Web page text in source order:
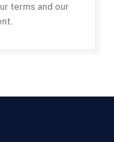
terms and our